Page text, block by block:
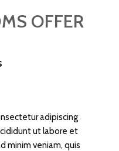
OFFER
adipiscing
ut labore et
minim veniam, quis